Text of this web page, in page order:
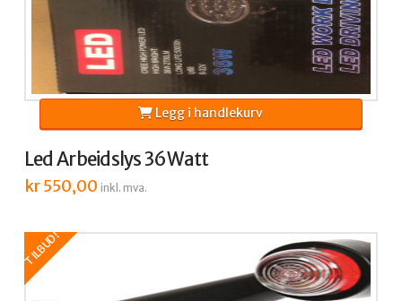
Led Arbeidslys 36Watt
kr550,00 inkl. mva.
Legg i handlekurv
TILBUD!